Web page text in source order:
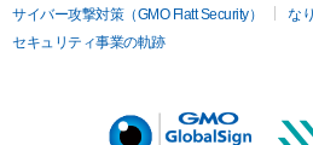
サイバー攻撃対策（GMO Flatt Security）
な
セキュリティ事業の軌跡